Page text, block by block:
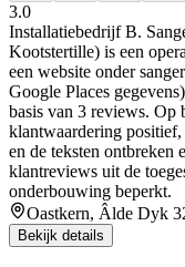
3.0
Installatiebedrijf B.
Kootstertille) is een
een website onder
Google Places
basis van 3 reviews. Op
klantwaardering
en de teksten ontbreken
klantreviews uit de
onderbouwing beperkt.
Oastkern, Âlde Dyk
Bekijk details